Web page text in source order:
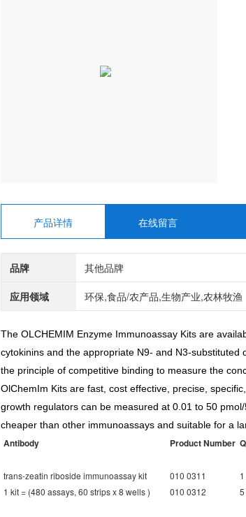
产品详情 在线留言
品牌 其他品牌
应用领域 环保,食品/农产品,生物产业,农林牧渔
The OLCHEMIM Enzyme Immunoassay Kits are
cytokinins and the appropriate N9- and N3-substituted
the principle of competitive binding to measure the
OlChemIm Kits are fast, cost effective, precise,
growth regulators can be measured at 0.01 to 50
cheaper than other immunoassays and suitable for a
Antibody Product Number
trans-zeatin riboside immunoassay kit 010 0311
1 kit = (480 assays, 60 strips x 8 wells )
010 0312